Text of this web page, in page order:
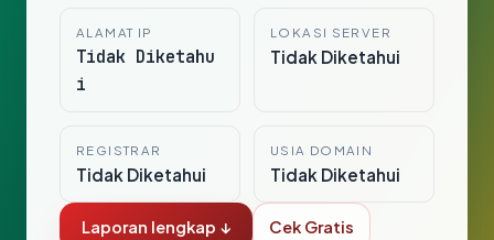
ALAMAT IP
Tidak Diketahu
i
LOKASI SERVER
Tidak Diketahui
REGISTRAR
Tidak Diketahui
USIA DOMAIN
Tidak Diketahui
Laporan lengkap ↓ Cek Gratis